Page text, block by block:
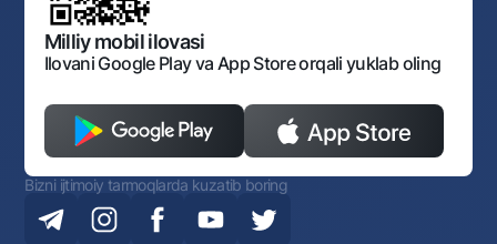
Ofis va bankomatlar
Shaxsiy ma'lumotlarni qayta ishlashga rozilik berish
Bizni ijtimoiy tarmoqlarda kuzatib boring
Aloqa markazi
+998 78 148-00-101344
Ochiq ma'lumotlar
Monopoliyaga qarshi komplaens
Milliy mobil ilovasi
Ilovani Google Play va App Store orqali yuklab oling
Bizni ijtimoiy tarmoqlarda kuzatib boring